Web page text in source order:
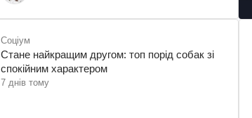
Соціум
Стане найкращим другом: топ порід собак зі
спокійним характером
7 днів тому